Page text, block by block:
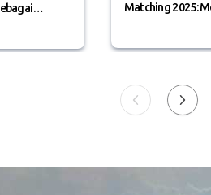
Matching 2025: